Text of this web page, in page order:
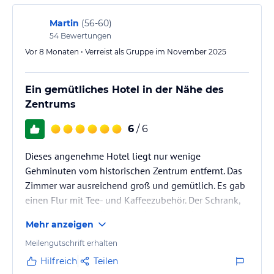
Hinweis: Allgemeine und unverbindliche
Hoteliers-/Veranstalter-/Kataloginformationen. Alle Angaben
lies vor der Buchung die verbindlichen Angebotsdetailsdes
jeweiligen Veranstalters.
Martin (56-60)
54 Bewertungen
Vor 8 Monaten • Verreist als Gruppe im November 2025
Ein gemütliches Hotel in der Nähe des
Zentrums
6 / 6
Dieses angenehme Hotel liegt nur wenige
Gehminuten vom historischen Zentrum entfernt. Das
Zimmer war ausreichend groß und gemütlich. Es gab
einen Flur mit Tee- und Kaffeezubehör. Der Schrank,
Die Betten waren bequem und das Badezimmer
sauber. Hausschuhe waren ebenfalls vorhanden.
Mehr anzeigen
Meilengutschrift erhalten
Hilfreich Teilen